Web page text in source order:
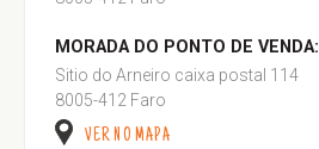
MORADA DO PONTO DE VENDA:
Sitio do Arneiro caixa postal 114
8005-412 Faro
VER NO MAPA